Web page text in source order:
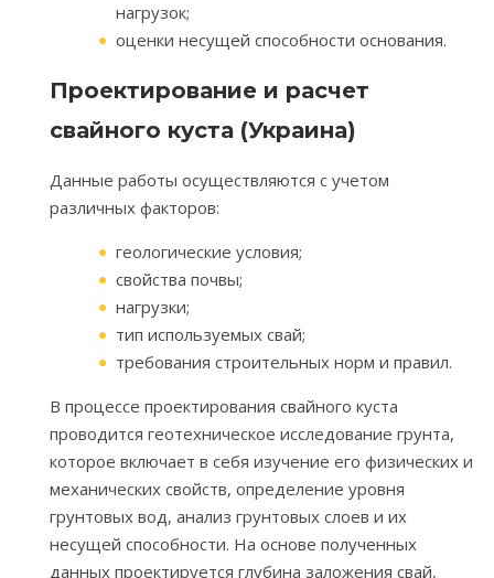
нагрузок;
оценки несущей способности основания.
Проектирование и расчет
свайного куста (Украина)
Данные работы осуществляются с учетом
различных факторов:
геологические условия;
свойства почвы;
нагрузки;
тип используемых свай;
требования строительных норм и правил.
В процессе проектирования свайного куста
проводится геотехническое исследование грунта,
которое включает в себя изучение его физических и
механических свойств, определение уровня
грунтовых вод, анализ грунтовых слоев и их
несущей способности. На основе полученных
данных проектируется глубина заложения свай,